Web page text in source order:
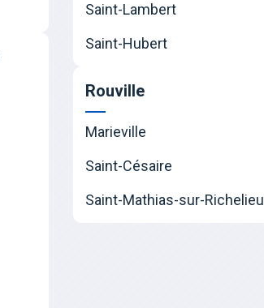
Saint-Lambert
Saint-Hubert
Rouville
Marieville
Saint-Césaire
Saint-Mathias-sur-Richelieu